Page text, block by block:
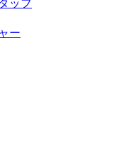
ッフ
ー